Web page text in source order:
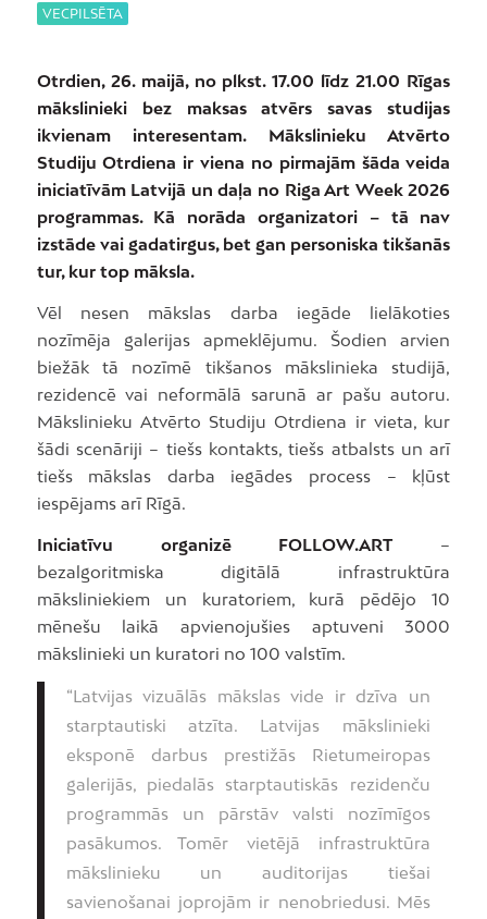
VECPILSĒTA
Otrdien, 26. maijā, no plkst. 17.00 līdz 21.00 Rīgas
mākslinieki bez maksas atvērs savas studijas
ikvienam interesentam. Mākslinieku Atvērto
Studiju Otrdiena ir viena no pirmajām šāda veida
iniciatīvām Latvijā un daļa no Riga Art Week 2026
programmas. Kā norāda organizatori – tā nav
izstāde vai gadatirgus, bet gan personiska tikšanās
tur, kur top māksla.
Vēl nesen mākslas darba iegāde lielākoties
nozīmēja galerijas apmeklējumu. Šodien arvien
biežāk tā nozīmē tikšanos mākslinieka studijā,
rezidencē vai neformālā sarunā ar pašu autoru.
Mākslinieku Atvērto Studiju Otrdiena ir vieta, kur
šādi scenāriji – tiešs kontakts, tiešs atbalsts un arī
tiešs mākslas darba iegādes process – kļūst
iespējams arī Rīgā.
Iniciatīvu organizē FOLLOW.ART–
bezalgoritmiska digitālā infrastruktūra
māksliniekiem un kuratoriem, kurā pēdējo 10
mēnešu laikā apvienojušies aptuveni 3000
mākslinieki un kuratori no 100 valstīm.
“Latvijas vizuālās mākslas vide ir dzīva un
starptautiski atzīta. Latvijas mākslinieki
eksponē darbus prestižās Rietumeiropas
galerijās, piedalās starptautiskās rezidenču
programmās un pārstāv valsti nozīmīgos
pasākumos. Tomēr vietējā infrastruktūra
mākslinieku un auditorijas tiešai
savienošanai joprojām ir nenobriedusi. Mēs